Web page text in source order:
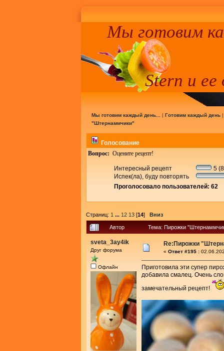
Мы готовим
Stern и ее
Мы готовим каждый день... | Готовим каждый день
"Штернаммчики"
Голосование
Вопрос: Оцените рецепт!
Интересный рецепт
5
Испек(ла), буду повторять
Проголосовало пользователей: 62
Страниц: 1 ... 12 13 [14] Вниз
Автор Тема: Пирожки
sveta_3ay4ik
Друг форума
Офлайн
Re:Пирожки
« Ответ #195 :
Приготовила эти супер
добавила смалец. Очень
замечательный рецепт!